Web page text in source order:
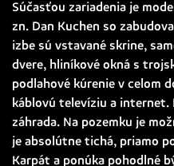
Súčasťou zariadenia je
zn. Dan Kuchen so
izbe sú vstavané skrine,
dvere, hliníkové okná s
podlahové kúrenie v celom
káblovú televíziu a internet.
záhrada. Na pozemku je
je absolútne tichá, priamo
Karpát a ponúka pohodlné